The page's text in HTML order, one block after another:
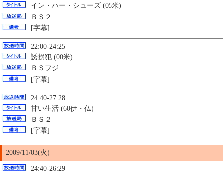
イン・ハー・シューズ (05米)
ＢＳ２
[字幕]
22:00-24:25
誘拐犯 (00米)
ＢＳフジ
[字幕]
24:40-27:28
甘い生活 (60伊・仏)
ＢＳ２
[字幕]
2009/11/03(火)
24:40-26:29